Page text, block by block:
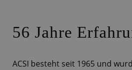
56 Jahre
ACSI besteht seit 1965 und